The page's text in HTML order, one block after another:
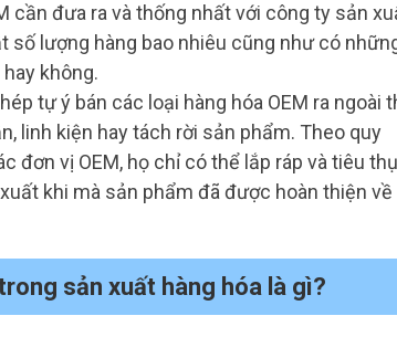
cần đưa ra và thống nhất với công ty sản
số lượng hàng bao nhiêu cũng như có
không.
tự ý bán các loại hàng hóa OEM ra ngoài
linh kiện hay tách rời sản phẩm. Theo quy
đơn vị OEM, họ chỉ có thể lắp ráp và tiêu thụ
khi mà sản phẩm đã được hoàn thiện về
sản xuất hàng hóa là gì?